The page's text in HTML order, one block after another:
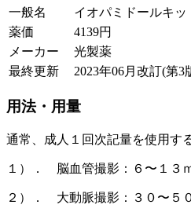
一般名
イオパミドールキッ
薬価
4139円
メーカー
光製薬
最終更新
2023年06月改訂(第3
用法・用量
通常、成人１回次記量を使用す
１）． 脳血管撮影：６〜１３ｍ
２）． 大動脈撮影：３０〜５